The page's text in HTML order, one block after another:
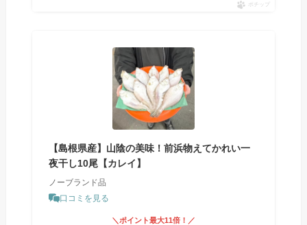
ポチップ
【島根県産】山陰の美味！前浜物えてかれい一
夜干し10尾【カレイ】
ノーブランド品
口コミを見る
＼ポイント最大11倍！／